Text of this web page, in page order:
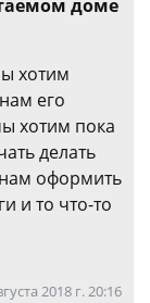
доме
хотим
его
хотим пока
делать
оформить
и то что-то
2018 г. 20:16